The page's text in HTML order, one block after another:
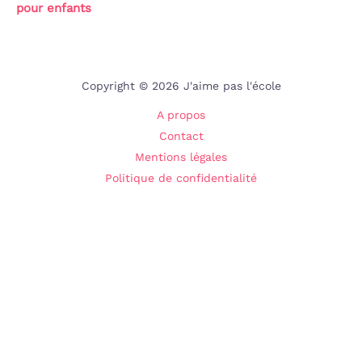
pour enfants
Copyright © 2026 J'aime pas l'école
A propos
Contact
Mentions légales
Politique de confidentialité